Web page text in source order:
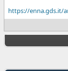
https://enna.gds.it/